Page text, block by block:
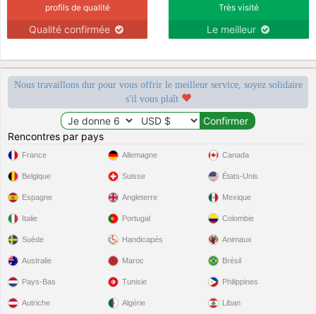
profils de qualité
Qualité confirmée
Très visité
Le meilleur
Nous travaillons dur pour vous offrir le meilleur service, soyez solidaire
s'il vous plaît
Rencontres par pays
France
Belgique
Espagne
Italie
Suède
Allemagne
Suisse
Angleterre
Portugal
Handicapés
Canada
États-Unis
Mexique
Colombie
Animaux
Australie
Pays-Bas
Autriche
Maroc
Tunisie
Algérie
Brésil
Philippines
Liban